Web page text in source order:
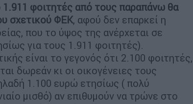
1.911 φοιτητές από τους παραπάνω θα
σχετικού ΦΕΚ, αφού δεν επαρκεί η
που το ύψος της ανέρχεται σε
για τους 1.911 φοιτητές).
είναι το γεγονός ότι 2.100 φοιτητές,
δωρεάν κι οι οικογένειες τους
1.100 ευρώ ετησίως ( πολύ
μισθό) αν επιθυμούν να τρώνε στο